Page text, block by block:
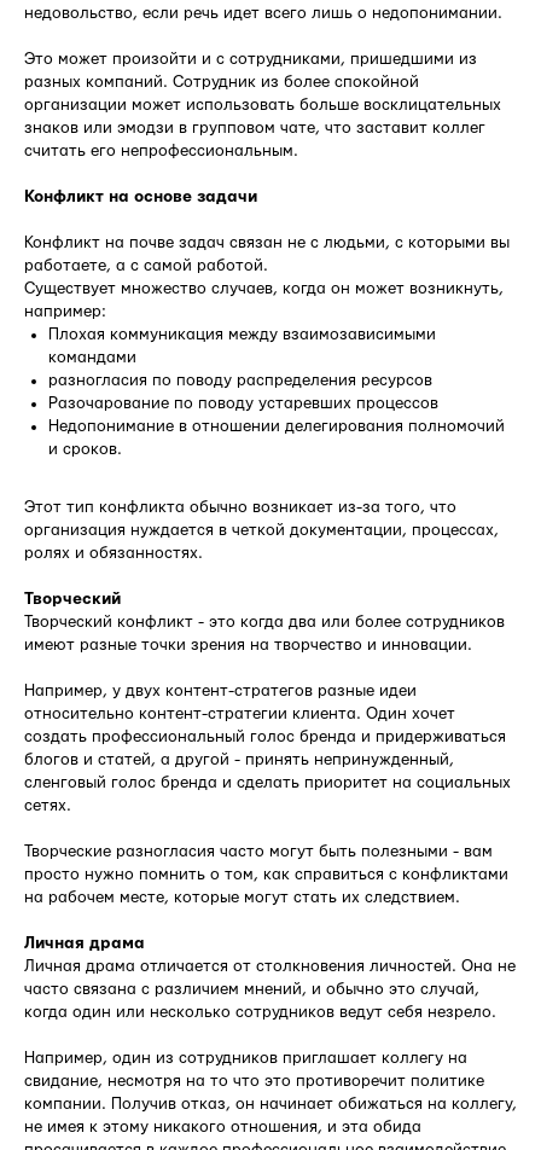
недовольство, если речь идет всего лишь о недопонимании.
Это может произойти и с сотрудниками, пришедшими из
разных компаний. Сотрудник из более спокойной
организации может использовать больше восклицательных
знаков или эмодзи в групповом чате, что заставит коллег
считать его непрофессиональным.
Конфликт на основе задачи
Конфликт на почве задач связан не с людьми, с которыми вы
работаете, а с самой работой.
Существует множество случаев, когда он может возникнуть,
например:
Плохая коммуникация между взаимозависимыми
командами
разногласия по поводу распределения ресурсов
Разочарование по поводу устаревших процессов
Недопонимание в отношении делегирования полномочий
и сроков.
Этот тип конфликта обычно возникает из-за того, что
организация нуждается в четкой документации, процессах,
ролях и обязанностях.
Творческий
Творческий конфликт - это когда два или более сотрудников
имеют разные точки зрения на творчество и инновации.
Например, у двух контент-стратегов разные идеи
относительно контент-стратегии клиента. Один хочет
создать профессиональный голос бренда и придерживаться
блогов и статей, а другой - принять непринужденный,
сленговый голос бренда и сделать приоритет на социальных
сетях.
Творческие разногласия часто могут быть полезными - вам
просто нужно помнить о том, как справиться с конфликтами
на рабочем месте, которые могут стать их следствием.
Личная драма
Личная драма отличается от столкновения личностей. Она не
часто связана с различием мнений, и обычно это случай,
когда один или несколько сотрудников ведут себя незрело.
Например, один из сотрудников приглашает коллегу на
свидание, несмотря на то что это противоречит политике
компании. Получив отказ, он начинает обижаться на коллегу,
не имея к этому никакого отношения, и эта обида